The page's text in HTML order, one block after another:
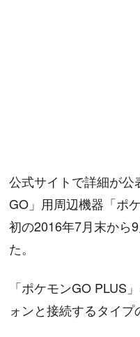
公式サイトで詳細が
GO」用周辺機器「ポ
初の2016年7月末から
た。
「ポケモンGO PLUS
ォンと接続するタイプ